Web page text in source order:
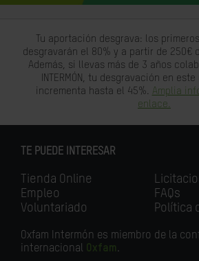
Tu aportación desgrava: los
desgravarán el 80% y a partir de 250€
Además, si llevas más de 3 años
INTERMÓN, tu desgravación en
incrementa hasta el 45%. Amplia
enlace.
TE PUEDE INTERESAR
Tienda Online
Empleo
Voluntariado
FAQs
Política
Oxfam Intermón es miembro de la
internacional Oxfam.